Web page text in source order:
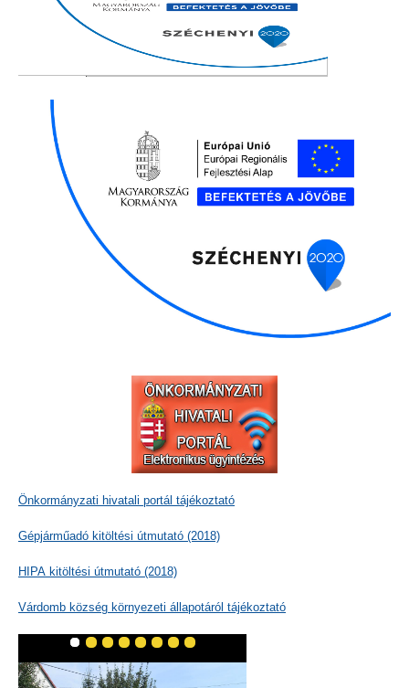
Önkormányzati hivatali portál tájékoztató
Gépjárműadó kitöltési útmutató (2018)
HIPA kitöltési útmutató (2018)
Várdomb község környezeti állapotáról tájékoztató